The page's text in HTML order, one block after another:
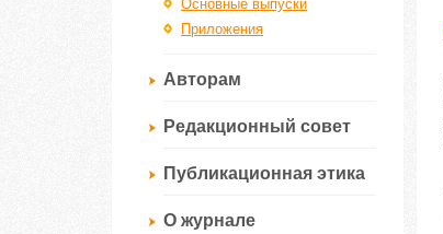
Основные выпуски
Приложения
Авторам
Редакционный совет
Публикационная этика
О журнале